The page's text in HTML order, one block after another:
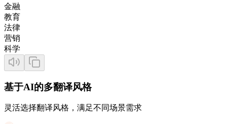
金融
教育
法律
营销
科学
基于AI的多翻译风格
灵活选择翻译风格，满足不同场景需求